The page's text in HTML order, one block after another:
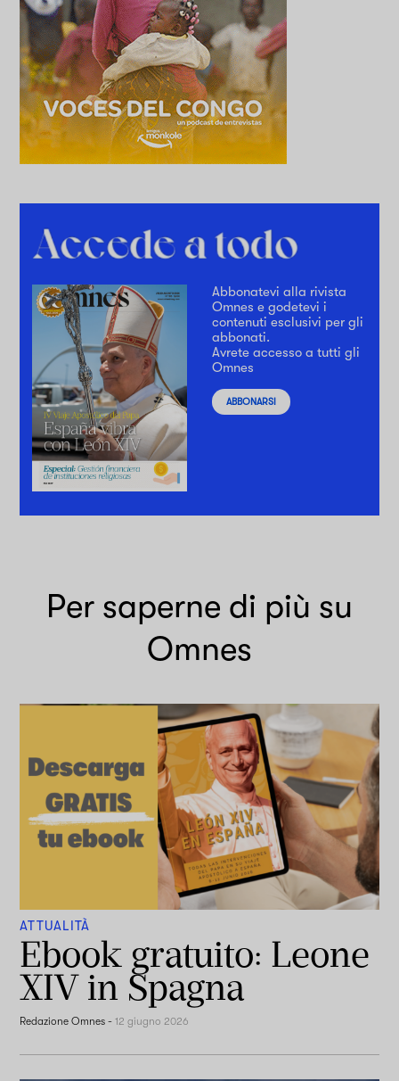
Abbonatevi alla rivista
Omnes e godetevi i
contenuti esclusivi per gli
abbonati.
Avrete accesso a tutti gli
Omnes
ABBONARSI
Per saperne di più su
Omnes
ATTUALITÀ
Ebook gratuito: Leone
XIV in Spagna
Redazione Omnes -12 giugno 2026